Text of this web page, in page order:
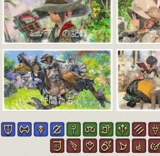
ミラプリの記録
仲間たち